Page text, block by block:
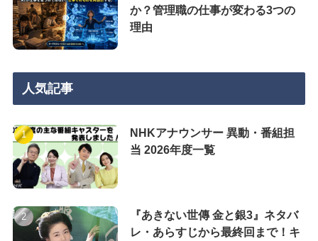
か？管理職の仕事が変わる3つの
理由
人気記事
NHKアナウンサー 異動・番組担
当 2026年度一覧
『あきない世傳 金と銀3』ネタバ
レ・あらすじから最終回まで！キ